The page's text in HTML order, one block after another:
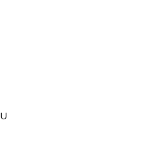
kostenlosen Updates,
Gigabit-LAN
Highspeed ins Heimnetz: Mit
und zwei im 2,4-GHz-
WLAN-
Gigabit-LAN-Anschluss
wie NAS, Streaming-Boxen